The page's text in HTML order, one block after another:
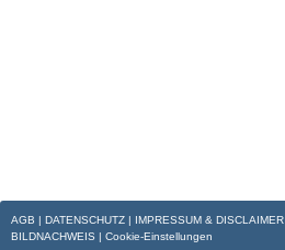
AGB | DATENSCHUTZ | IMPRESSUM & DISCLAIMER
BILDNACHWEIS | Cookie-Einstellungen